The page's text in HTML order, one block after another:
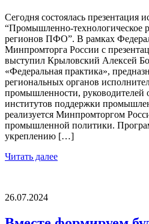
Сегодня состоялась презентация
“Промышленно-технологическое
регионов ПФО”. В рамках
Минпромторга России с
выступил Крыловский Алексей
«Федеральная практика»,
региональных органов
промышленности, руководителей
институтов поддержки
реализуется Минпромторгом
промышленной политики.
укреплению […]
Читать далее
26.07.2024